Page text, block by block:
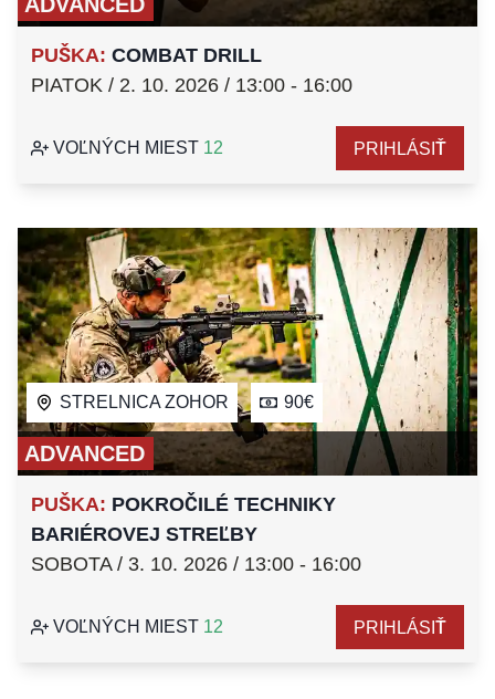
PUŠKA: COMBAT DRILL
PIATOK / 2. 10. 2026 / 13:00 - 16:00
VOĽNÝCH MIEST 12 PRIHLÁSIŤ
STRELNICA ZOHOR 90€
ADVANCED
PUŠKA: POKROČILÉ TECHNIKY
BARIÉROVEJ STREĽBY
SOBOTA / 3. 10. 2026 / 13:00 - 16:00
VOĽNÝCH MIEST 12 PRIHLÁSIŤ